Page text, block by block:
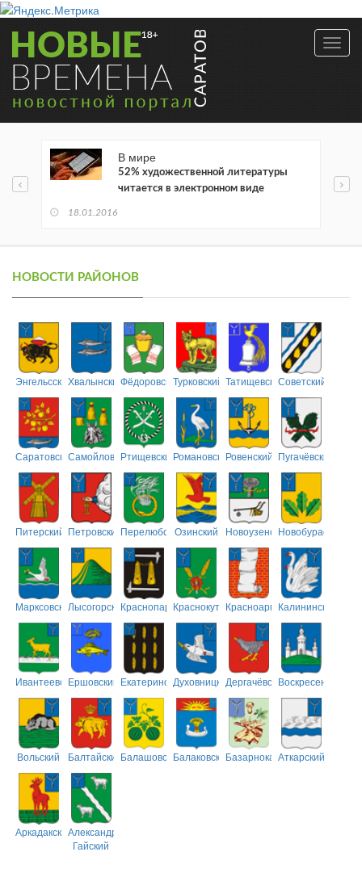
В мире
52% художественной литературы
читается в электронном виде
18.01.2016
НОВОСТИ РАЙОНОВ
ЭнгельсскийХвалынскийФёдоровскийТурковский ТатищевскийСоветский
СаратовскийСамойловскийРтищевскийРомановскийРовенский Пугачёвский
Питерский ПетровскийПерелюбскийОзинский НовоузенскийНовобурасский
МарксовскийЛысогорскийКраснопартизанский
КраснокутскийКрасноармейский
Калининский
ИвантеевскийЕршовский ЕкатериновскийДуховницкийДергачёвскийВоскресенский
Вольский БалтайскийБалашовскийБалаковскийБазарнокарабулакский
Аткарский
АркадакскийАлександрово-
Гайский